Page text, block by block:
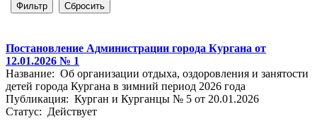
Постановление Администрации города Кургана от
12.01.2026 № 1
Название: Об организации отдыха, оздоровления и занятости
детей города Кургана в зимний период 2026 года
Публикация: Курган и Курганцы № 5 от 20.01.2026
Статус: Действует